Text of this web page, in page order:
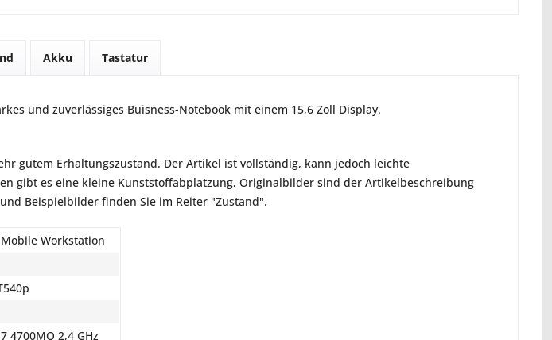
Akku Tastatur
und zuverlässiges Buisness-Notebook mit einem 15,6 Zoll Display.
gutem Erhaltungszustand. Der Artikel ist vollständig, kann jedoch leichte
gibt es eine kleine Kunststoffabplatzung, Originalbilder sind der Artikelbeschreibung
Beispielbilder finden Sie im Reiter "Zustand".
Workstation
4700MQ 2,4 GHz